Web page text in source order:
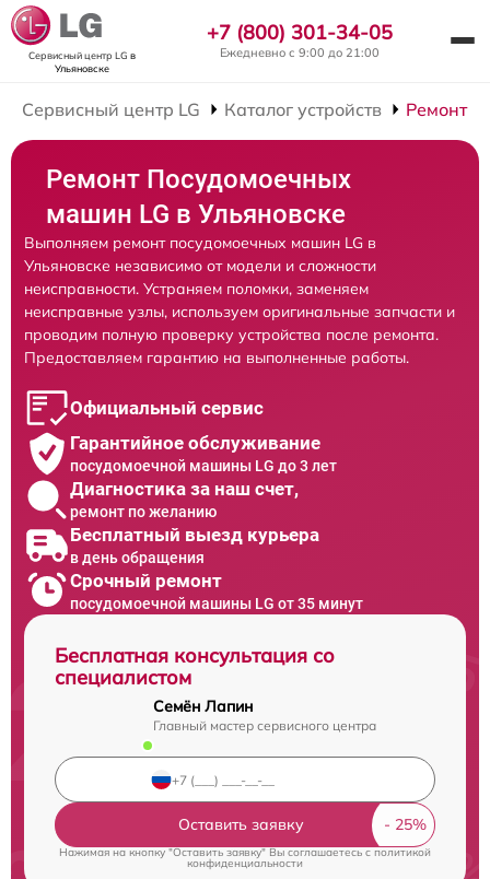
Сервисный центр LG в
Ульяновске
+7 (800) 301-34-05
Ежедневно с 9:00 до 21:00
Сервисный центр LG Каталог устройств Ремонт
Ремонт Посудомоечных
машин LG в Ульяновске
Выполняем ремонт посудомоечных машин LG в
Ульяновске независимо от модели и сложности
неисправности. Устраняем поломки, заменяем
неисправные узлы, используем оригинальные запчасти и
проводим полную проверку устройства после ремонта.
Предоставляем гарантию на выполненные работы.
Официальный сервис
Гарантийное обслуживание
посудомоечной машины LG до 3 лет
Диагностика за наш счет,
ремонт по желанию
Бесплатный выезд курьера
в день обращения
Срочный ремонт
посудомоечной машины LG от 35 минут
Бесплатная консультация со
специалистом
Семён Лапин
Главный мастер сервисного центра
Оставить заявку
Нажимая на кнопку "Оставить заявку" Вы соглашаетесь cполитикой
конфиденциальности